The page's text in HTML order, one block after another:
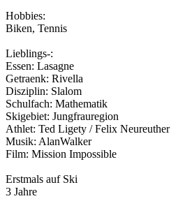
Hobbies:
Biken, Tennis
Lieblings-:
Essen: Lasagne
Getraenk: Rivella
Disziplin: Slalom
Schulfach: Mathematik
Skigebiet: Jungfrauregion
Athlet: Ted Ligety / Felix Neureuther
Musik: AlanWalker
Film: Mission Impossible
Erstmals auf Ski
3 Jahre